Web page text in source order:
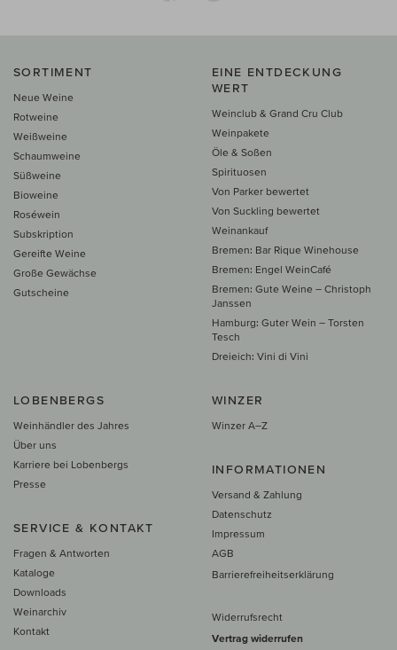
SORTIMENT
Neue Weine
Rotweine
Weißweine
Schaumweine
Süßweine
Bioweine
Roséwein
Subskription
Gereifte Weine
Große Gewächse
Gutscheine
EINE ENTDECKUNG
WERT
Weinclub & Grand Cru Club
Weinpakete
Öle & Soßen
Spirituosen
Von Parker bewertet
Von Suckling bewertet
Weinankauf
Bremen: Bar Rique Winehouse
Bremen: Engel WeinCafé
Bremen: Gute Weine – Christoph
Janssen
Hamburg: Guter Wein – Torsten
Tesch
Dreieich: Vini di Vini
LOBENBERGS
Weinhändler des Jahres
Über uns
Karriere bei Lobenbergs
Presse
SERVICE & KONTAKT
Fragen & Antworten
Kataloge
Downloads
Weinarchiv
Kontakt
WINZER
Winzer A–Z
INFORMATIONEN
Versand & Zahlung
Datenschutz
Impressum
AGB
Barrierefreiheitserklärung
Widerrufsrecht
Vertrag widerrufen